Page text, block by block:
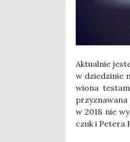
Aktu­al­nie
w dzie­dzi­nie
wio­na
w 2018 nie
czuk i Pete­ra